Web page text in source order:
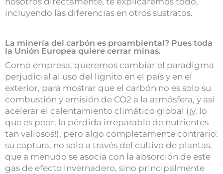
incluyendo las diferencias en otros sustratos.
La minería del carbón es proambiental? Pues toda
la Unión Europea quiere cerrar minas.
Como empresa, queremos cambiar el paradigma
perjudicial al uso del lignito en el país y en el
exterior, para mostrar que el carbón no es solo su
combustión y emisión de CO2 a la atmósfera, y así
acelerar el calentamiento climático global (¡y, lo
que es peor, la pérdida irreparable de nutrientes
tan valiosos!), pero algo completamente contrario:
su captura, no solo a través del cultivo de plantas,
que a menudo se asocia con la absorción de este
gas de efecto invernadero, sino principalmente